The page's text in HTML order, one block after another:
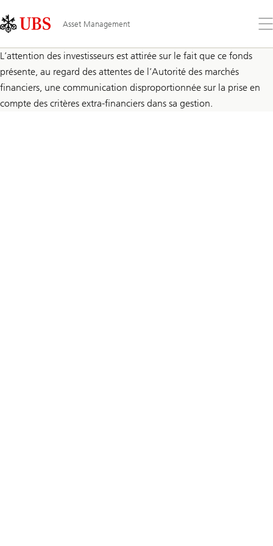
Links
Area
Asset Management
le
L’attention des investisseurs est attirée sur le fait que ce fonds
présente, au regard des attentes de l’Autorité des marchés
financiers, une communication disproportionnée sur la prise en
compte des critères extra-financiers dans sa gestion.